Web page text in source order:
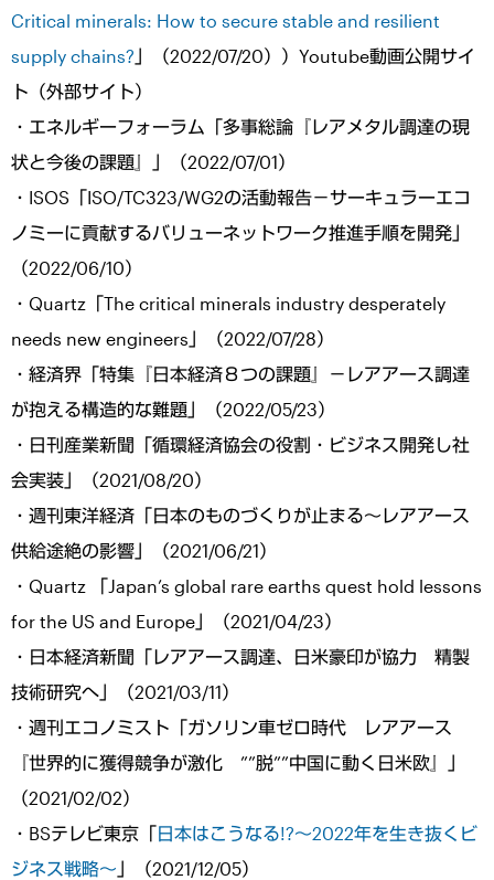
Critical minerals: How to secure stable and resilient
supply chains? 」（2022/07/20））Youtube動画公開サイ
ト（外部サイト）
・エネルギーフォーラム「多事総論『レアメタル調達の現
状と今後の課題』」（2022/07/01）
・ISOS「ISO/TC323/WG2の活動報告－サーキュラーエコ
ノミーに貢献するバリューネットワーク推進手順を開発」
（2022/06/10）
・Quartz「The critical minerals industry desperately
needs new engineers」（2022/07/28）
・経済界「特集『日本経済８つの課題』－レアアース調達
が抱える構造的な難題」（2022/05/23）
・日刊産業新聞「循環経済協会の役割・ビジネス開発し社
会実装」（2021/08/20）
・週刊東洋経済「日本のものづくりが止まる～レアアース
供給途絶の影響」（2021/06/21）
・Quartz 「Japan’s global rare earths quest hold lessons
for the US and Europe」（2021/04/23）
・日本経済新聞「レアアース調達、日米豪印が協力 精製
技術研究へ」（2021/03/11）
・週刊エコノミスト「ガソリン車ゼロ時代 レアアース
『世界的に獲得競争が激化 ””脱””中国に動く日米欧』」
（2021/02/02）
・BSテレビ東京「日本はこうなる!?～2022年を生き抜くビ
ジネス戦略～ 」（2021/12/05）